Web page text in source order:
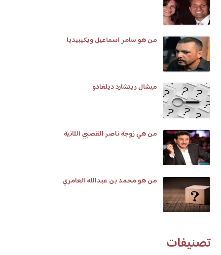
من هو سامر اسماعيل ويكيبيديا
ميشال ريتشارد ديلغادو
من هي زوجة ناصر القصبي الثانية
من هو محمد بن عبدالله العامري
تصنيفات